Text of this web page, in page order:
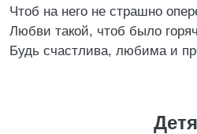
Чтоб на него не страшно
Любви такой, чтоб было
Будь счастлива, любима и